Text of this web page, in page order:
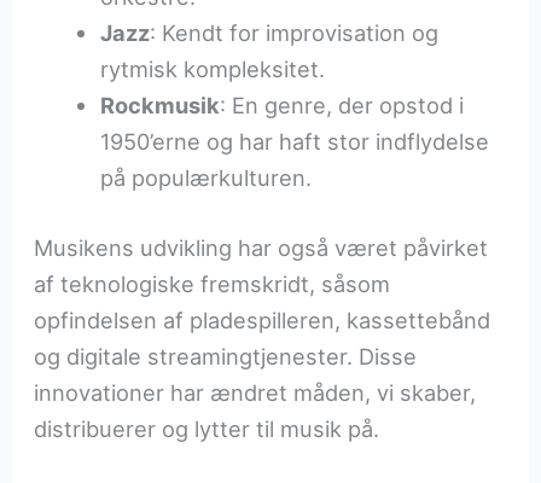
Jazz: Kendt for improvisation og
rytmisk kompleksitet.
Rockmusik: En genre, der opstod i
1950’erne og har haft stor indflydelse
på populærkulturen.
Musikens udvikling har også været påvirket
af teknologiske fremskridt, såsom
opfindelsen af pladespilleren, kassettebånd
og digitale streamingtjenester. Disse
innovationer har ændret måden, vi skaber,
distribuerer og lytter til musik på.